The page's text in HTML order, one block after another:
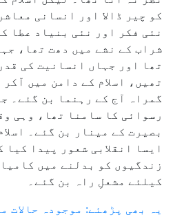
کو چیر ڈالا اور انسانی
نئی فکر اور نئی بنیاد عطا
شراب کے نشے میں دھت تھا،
تھا اور جہاں انسانیت کی
تھیں، اسلام کے دامن میں
گمراہ آج کے رہنما بن گئے۔
رسوائی کا سامنا تھا، وہی
بصیرت کے مینار بن گئے۔
ایسا انقلابی شعور پیدا کیا
زندگیوں کو بدلنے میں
کیلئے مشعلِ راہ بن گئے۔
یہ بھی پڑھئے: موجودہ حالات